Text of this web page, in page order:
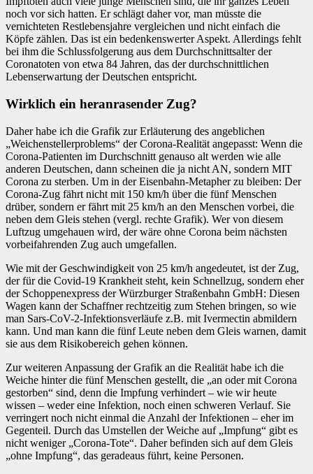
noch vor sich hatten. Er schlägt daher vor, man müsste die
vernichteten Restlebensjahre vergleichen und nicht einfach die
Köpfe zählen. Das ist ein bedenkenswerter Aspekt. Allerdings fehlt
bei ihm die Schlussfolgerung aus dem Durchschnittsalter der
Coronatoten von etwa 84 Jahren, das der durchschnittlichen
Lebenserwartung der Deutschen entspricht.
Wirklich ein heranrasender Zug?
Daher habe ich die Grafik zur Erläuterung des angeblichen
„Weichenstellerproblems“ der Corona-Realität angepasst: Wenn die
Corona-Patienten im Durchschnitt genauso alt werden wie alle
anderen Deutschen, dann scheinen die ja nicht AN, sondern MIT
Corona zu sterben. Um in der Eisenbahn-Metapher zu bleiben: Der
Corona-Zug fährt nicht mit 150 km/h über die fünf Menschen
drüber, sondern er fährt mit 25 km/h an den Menschen vorbei, die
neben dem Gleis stehen (vergl. rechte Grafik). Wer von diesem
Luftzug umgehauen wird, der wäre ohne Corona beim nächsten
vorbeifahrenden Zug auch umgefallen.
Wie mit der Geschwindigkeit von 25 km/h angedeutet, ist der Zug,
der für die Covid-19 Krankheit steht, kein Schnellzug, sondern eher
der Schoppenexpress der Würzburger Straßenbahn GmbH: Diesen
Wagen kann der Schaffner rechtzeitig zum Stehen bringen, so wie
man Sars-CoV-2-Infektionsverläufe z.B. mit Ivermectin abmildern
kann. Und man kann die fünf Leute neben dem Gleis warnen, damit
sie aus dem Risikobereich gehen können.
Zur weiteren Anpassung der Grafik an die Realität habe ich die
Weiche hinter die fünf Menschen gestellt, die „an oder mit Corona
gestorben“ sind, denn die Impfung verhindert – wie wir heute
wissen – weder eine Infektion, noch einen schweren Verlauf. Sie
verringert noch nicht einmal die Anzahl der Infektionen – eher im
Gegenteil. Durch das Umstellen der Weiche auf „Impfung“ gibt es
nicht weniger „Corona-Tote“. Daher befinden sich auf dem Gleis
„ohne Impfung“, das geradeaus führt, keine Personen.